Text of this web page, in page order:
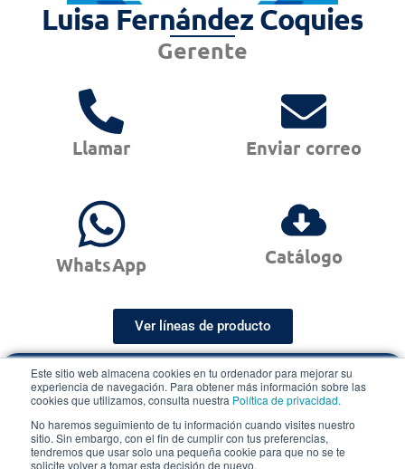
Este sitio web almacena cookies en tu ordenador para mejorar su
experiencia de navegación. Para obtener más información sobre las
cookies que utilizamos, consulta nuestra Política de privacidad.
No haremos seguimiento de tu información cuando visites nuestro
sitio. Sin embargo, con el fin de cumplir con tus preferencias,
tendremos que usar solo una pequeña cookie para que no se te
solicite volver a tomar esta decisión de nuevo.
Luisa Fernández Coquies
Gerente
Llamar Enviar correo
WhatsApp Catálogo
Ver líneas de producto
Cotización Rápida
en menos de 48 horas hábiles
Cotización express